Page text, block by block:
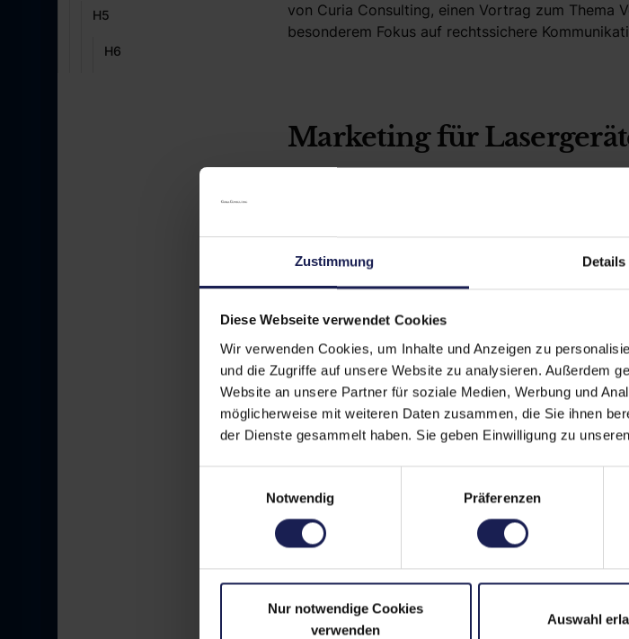
Zustimmung Details
Diese Webseite verwendet Cookies
Wir verwenden Cookies, um Inhalte und Anzeigen zu
und die Zugriffe auf unsere Website zu analysieren. Außerdem
Website an unsere Partner für soziale Medien, Werbung und
möglicherweise mit weiteren Daten zusammen, die Sie ihnen
der Dienste gesammelt haben. Sie geben Einwilligung zu
Notwendig
Präferenzen
Nur notwendige Cookies
verwenden
Auswahl
H5
H6
von Curia Consulting, einen Vortrag zum Thema
besonderem Fokus auf rechtssichere
Marketing für
Nachhaltiger Erfolg in der
aggressive Werbemaßnahmen – er
Patientenkommunikation und einem
Von der Positionierung medizinischer
Patientenanfragen zeigte er, welche Hebel in
ästhetischen Medizin gewinnt professionelles
Bedeutung.
Rechtssichere